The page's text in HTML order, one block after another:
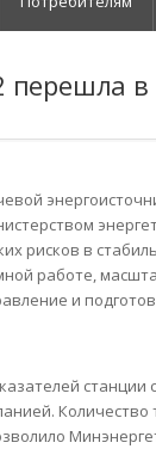
перешла
рисков в
работе,
и
станции